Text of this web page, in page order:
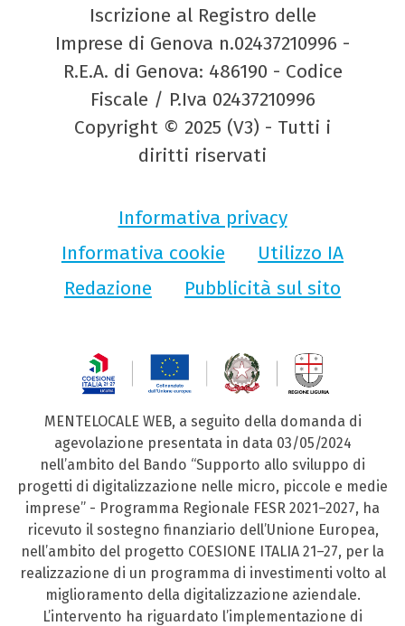
Iscrizione al Registro delle
Imprese di Genova n.02437210996 -
R.E.A. di Genova: 486190 - Codice
Fiscale / P.Iva 02437210996
Copyright © 2025 (V3) - Tutti i
diritti riservati
Informativa privacy
Informativa cookie
Utilizzo IA
Redazione
Pubblicità sul sito
MENTELOCALE WEB, a seguito della domanda di
agevolazione presentata in data 03/05/2024
nell’ambito del Bando “Supporto allo sviluppo di
progetti di digitalizzazione nelle micro, piccole e medie
imprese” - Programma Regionale FESR 2021–2027, ha
ricevuto il sostegno finanziario dell’Unione Europea,
nell’ambito del progetto COESIONE ITALIA 21–27, per la
realizzazione di un programma di investimenti volto al
miglioramento della digitalizzazione aziendale.
L’intervento ha riguardato l’implementazione di